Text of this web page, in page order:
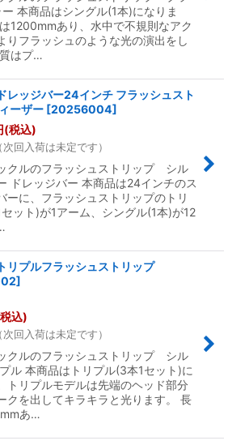
本商品はシングル(1本)になりま
1200mmあり、水中で不規則なアク
りフラッシュのような光の演出をし
はプ…
ッジバー24インチ フラッシュスト
ーザー [20256004]
(税込)
回入荷は未定です）
クルのフラッシュストリップ シル
ドレッジバー 本商品は24インチのス
ーに、フラッシュストリップのトリ
ット)が1アーム、シングル(1本)が12
プルフラッシュストリップ
]
込)
回入荷は未定です）
クルのフラッシュストリップ シル
ル 本商品はトリプル(3本1セット)に
トリプルモデルは先端のヘッド部分
クを出してキラキラと光ります。 長
あ…